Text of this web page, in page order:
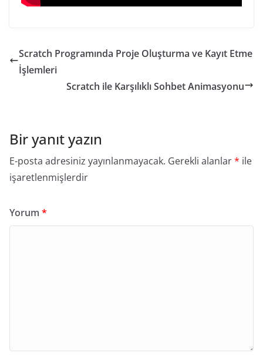
Scratch Programında Proje Oluşturma ve Kayıt Etme
İşlemleri
Scratch ile Karşılıklı Sohbet Animasyonu
Bir yanıt yazın
E-posta adresiniz yayınlanmayacak. Gerekli alanlar* ile
işaretlenmişlerdir
Yorum *